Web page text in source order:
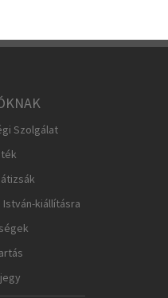
Szolgálat
István-kiállításra